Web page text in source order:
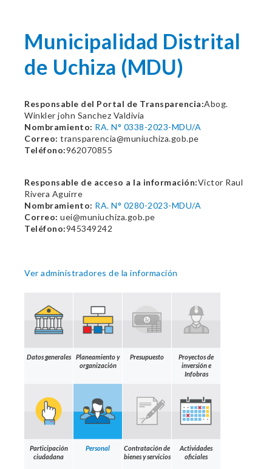
Municipalidad Distrital
de Uchiza (MDU)
Responsable del Portal de Transparencia:Abog.
Winkler john Sanchez Valdivia
Nombramiento: RA. N° 0338-2023-MDU/A
Correo: transparencia@muniuchiza.gob.pe
Teléfono:962070855
Responsable de acceso a la información:Victor Raul
Rivera Aguirre
Nombramiento: RA. N° 0280-2023-MDU/A
Correo: uei@muniuchiza.gob.pe
Teléfono:945349242
Ver administradores de la información
Datos generales
Planeamiento y
organización
Presupuesto
Proyectos de
inversión e
Infobras
Participación
ciudadana
Personal
Contratación de
bienes y servicios
Actividades
oficiales